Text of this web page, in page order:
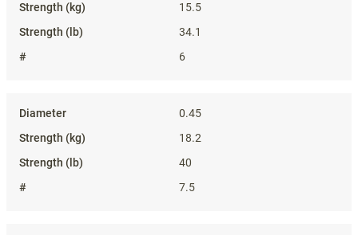
15.5
34.1
6
0.45
18.2
40
7.5